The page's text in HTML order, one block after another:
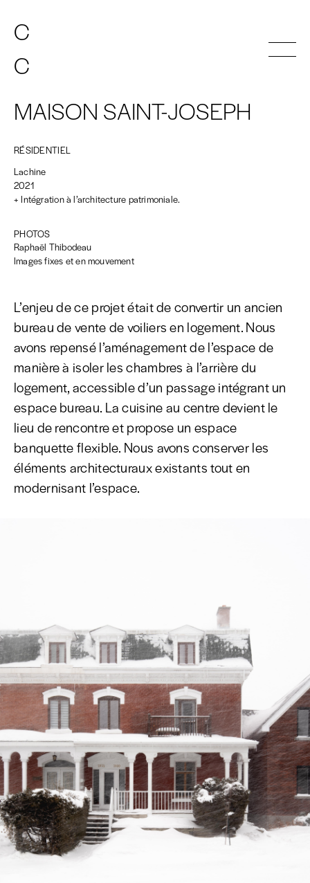
CA
CA
CA
CA
INDEX
CONTACT
MAISON SAINT-JOSEPH
RÉSIDENTIEL
Lachine
2021
+ Intégration à l’architecture patrimoniale.
PHOTOS
Raphaël Thibodeau
Images fixes et en mouvement
L’enjeu de ce projet était de convertir un ancien
bureau de vente de voiliers en logement. Nous
avons repensé l’aménagement de l’espace de
manière à isoler les chambres à l’arrière du
logement, accessible d’un passage intégrant un
espace bureau. La cuisine au centre devient le
lieu de rencontre et propose un espace
banquette flexible. Nous avons conserver les
éléments architecturaux existants tout en
modernisant l’espace.